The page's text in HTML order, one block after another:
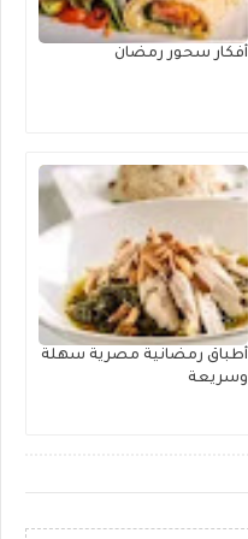
أفكار سحور رمضان
أطباق رمضانية مصرية سهلة
وسريعة